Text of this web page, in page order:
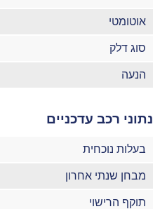
אוטומטי
סוג דלק
הנעה
נתוני רכב עדכניים
בעלות נוכחית
מבחן שנתי אחרון
תוקף הרישוי